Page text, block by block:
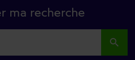
ma recherche
search